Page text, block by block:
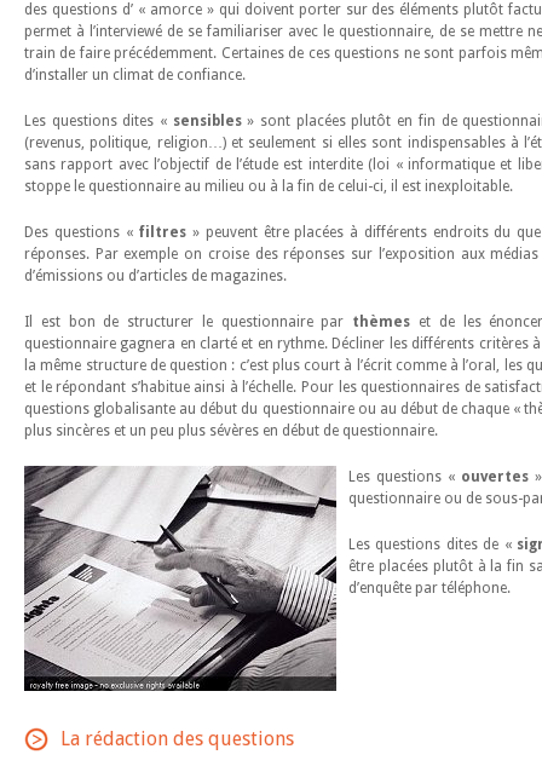
des questions d’ « amorce » qui doivent porter sur des éléments plutôt
permet à l’interviewé de se familiariser avec le questionnaire, de se mettre
train de faire précédemment. Certaines de ces questions ne sont parfois
d’installer un climat de confiance.
Les questions dites « sensibles» sont placées plutôt en fin de
(revenus, politique, religion…) et seulement si elles sont indispensables à
sans rapport avec l’objectif de l’étude est interdite (loi « informatique et
stoppe le questionnaire au milieu ou à la fin de celui-ci, il est inexploitable.
Des questions « filtres » peuvent être placées à différents endroits du
réponses. Par exemple on croise des réponses sur l’exposition aux
d’émissions ou d’articles de magazines.
Il est bon de structurer le questionnaire par thèmes et de les
questionnaire gagnera en clarté et en rythme. Décliner les différents critères
la même structure de question : c’est plus court à l’écrit comme à l’oral, les
et le répondant s’habitue ainsi à l’échelle. Pour les questionnaires de
questions globalisante au début du questionnaire ou au début de chaque «
plus sincères et un peu plus sévères en début de questionnaire.
Les questions « ouvertes
questionnaire ou de sous-
Les questions dites de «
être placées plutôt à la fin
d’enquête par téléphone.
La rédaction des questions